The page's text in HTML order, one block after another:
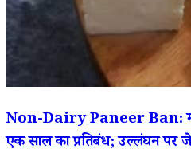
Non-Dairy Paneer Ban:
एक साल का प्रतिबंध; उल्लंघन पर